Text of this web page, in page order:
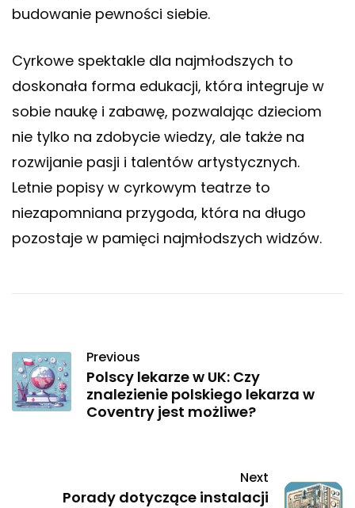
budowanie pewności siebie.
Cyrkowe spektakle dla najmłodszych to
doskonała forma edukacji, która integruje w
sobie naukę i zabawę, pozwalając dzieciom
nie tylko na zdobycie wiedzy, ale także na
rozwijanie pasji i talentów artystycznych.
Letnie popisy w cyrkowym teatrze to
niezapomniana przygoda, która na długo
pozostaje w pamięci najmłodszych widzów.
Previous
Polscy lekarze w UK: Czy
znalezienie polskiego lekarza w
Coventry jest możliwe?
Next
Porady dotyczące instalacji